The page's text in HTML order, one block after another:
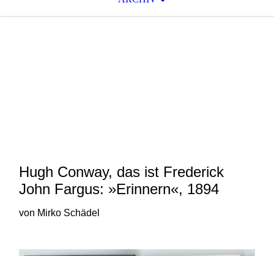
Hugh Conway, das ist Frederick
John Fargus: »Erinnern«, 1894
von Mirko Schädel